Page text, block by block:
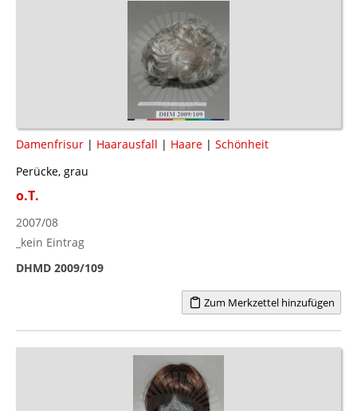
Damenfrisur | Haarausfall | Haare | Schönheit
Perücke, grau
o.T.
2007/08
_kein Eintrag
DHMD 2009/109
Zum Merkzettel hinzufügen